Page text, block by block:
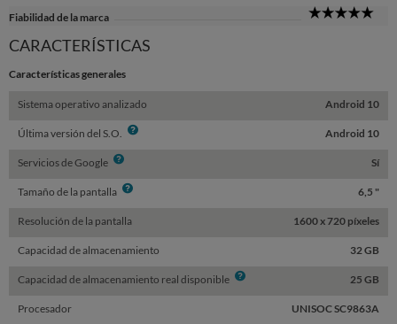
Fiabilidad de la marca
CARACTERÍSTICAS
Características generales
Sistema operativo analizado Android 10
Última versión del S.O. Info Android 10
Servicios de Google Info Sí
Tamaño de la pantalla Info 6,5 "
Resolución de la pantalla 1600 x 720 píxeles
Capacidad de almacenamiento 32 GB
Capacidad de almacenamiento real disponible Info 25 GB
Procesador UNISOC SC9863A